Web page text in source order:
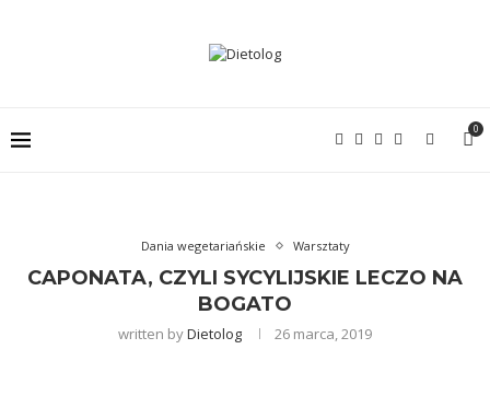
0
Dania wegetariańskie Warsztaty
CAPONATA, CZYLI SYCYLIJSKIE LECZO NA
BOGATO
written byDietolog 26 marca, 2019